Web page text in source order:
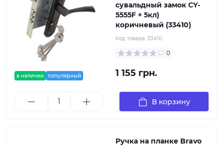
в наличии популярный
сувальдный замок CY-
5555F + 5кл)
коричневый (33410)
Код товара: 33410
0
1 155 грн.
В корзину
Ручка на планке Bravo